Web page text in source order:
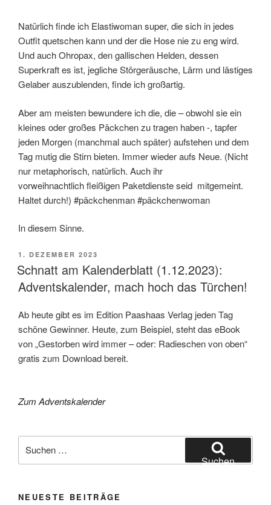
Natürlich finde ich Elastiwoman super, die sich in jedes
Outfit quetschen kann und der die Hose nie zu eng wird.
Und auch Ohropax, den gallischen Helden, dessen
Superkraft es ist, jegliche Störgeräusche, Lärm und lästiges
Gelaber auszublenden, finde ich großartig.
Aber am meisten bewundere ich die, die – obwohl sie ein
kleines oder großes Päckchen zu tragen haben -, tapfer
jeden Morgen (manchmal auch später) aufstehen und dem
Tag mutig die Stirn bieten. Immer wieder aufs Neue. (Nicht
nur metaphorisch, natürlich. Auch ihr
vorweihnachtlich fleißigen Paketdienste seid mitgemeint.
Haltet durch!) #päckchenman #päckchenwoman
In diesem Sinne.
VERÖFFENTLICHT
AM
1. DEZEMBER 2023
Schnatt am Kalenderblatt (1.12.2023):
Adventskalender, mach hoch das Türchen!
Ab heute gibt es im Edition Paashaas Verlag jeden Tag
schöne Gewinner. Heute, zum Beispiel, steht das eBook
von „Gestorben wird immer – oder: Radieschen von oben“
gratis zum Download bereit.
Zum Adventskalender
nach:
Suchen
NEUESTE BEITRÄGE